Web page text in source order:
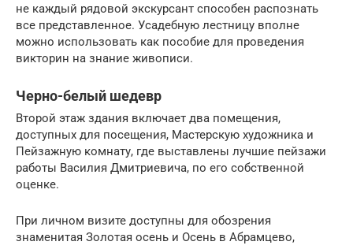
не каждый рядовой экскурсант способен распознать
все представленное. Усадебную лестницу вполне
можно использовать как пособие для проведения
викторин на знание живописи.
Черно-белый шедевр
Второй этаж здания включает два помещения,
доступных для посещения, Мастерскую художника и
Пейзажную комнату, где выставлены лучшие пейзажи
работы Василия Дмитриевича, по его собственной
оценке.
При личном визите доступны для обозрения
знаменитая Золотая осень и Осень в Абрамцево,